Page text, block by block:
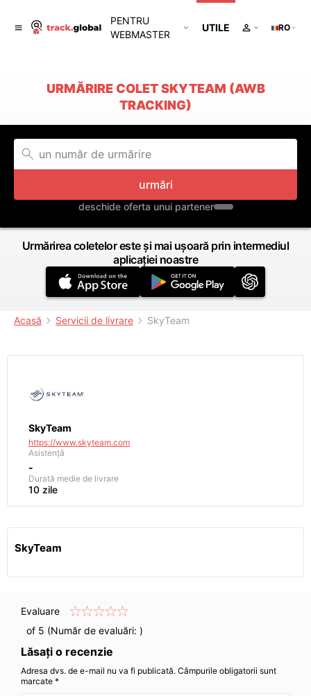
PENTRU
WEBMASTER
UTILE RO
URMĂRIRE COLET SKYTEAM (AWB
TRACKING)
urmări
deschide oferta unui partener
Urmărirea coletelor este și mai ușoară prin intermediul
aplicației noastre
Acasă Servicii de livrare SkyTeam
SkyTeam
https://www.skyteam.com
Asistență
-
Durată medie de livrare
10 zile
SkyTeam
Evaluare
of 5 (Număr de evaluări: )
Lăsați o recenzie
Adresa dvs. de e-mail nu va fi publicată. Câmpurile obligatorii sunt
marcate *